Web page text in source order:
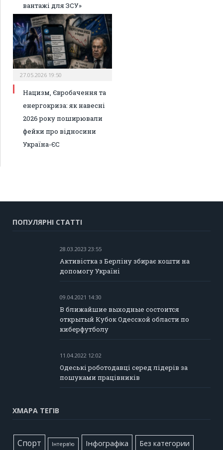
вантажі для ЗСУ»
27.05.2026 19:50
Нацизм, Євробачення та
енергокриза: як навесні
2026 року поширювали
фейки про відносини
Україна-ЄС
ПОПУЛЯРНІ СТАТТІ
28.03.2023 23:55
Активістка з Берліну збирає кошти на
допомогу Україні
09.04.2021 14:30
В ближайшие выходные состоится
открытый Кубок Одесской области по
киберфутболу
11.04.2022 12:02
Одеські роботодавці серед лідерів за
пошуками працівників
ХМАРА ТЕГІВ
Cпорт Інтерв'ю Інфографіка Без категории